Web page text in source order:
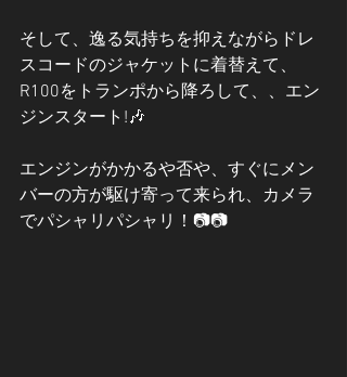
そして、逸る気持ちを抑えながらドレ
スコードのジャケットに着替えて、
R100をトランポから降ろして、、エン
ジンスタート!🎶
エンジンがかかるや否や、すぐにメン
バーの方が駆け寄って来られ、カメラ
でパシャリパシャリ！📷📷